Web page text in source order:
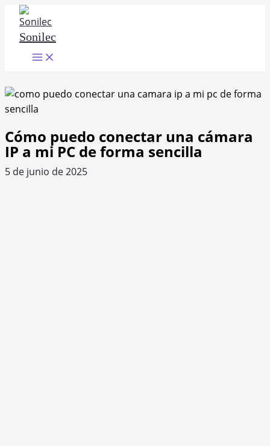
contenido
Sonilec
Main
Menu
Cómo puedo conectar una cámara
IP a mi PC de forma sencilla
5 de junio de 2025